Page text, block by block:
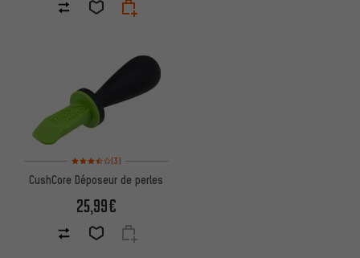
Note moyenne : 3,5 sur 5 d'après 3 avis
(3)
CushCore Déposeur de perles
25,99€